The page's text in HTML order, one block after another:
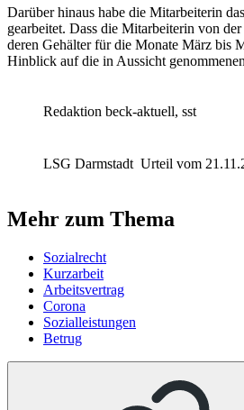
Darüber hinaus habe die Mitarbeiterin
gearbeitet. Dass die Mitarbeiterin von
deren Gehälter für die Monate März bis
Hinblick auf die in Aussicht
Redaktion beck-aktuell, sst
LSG Darmstadt Urteil vom
Mehr zum Thema
Sozialrecht
Kurzarbeit
Arbeitsvertrag
Corona
Sozialleistungen
Betrug